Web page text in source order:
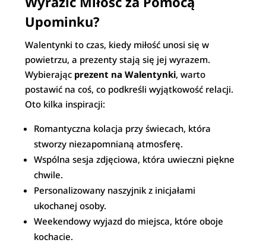
Upominku?
Walentynki to czas, kiedy miłość unosi się w
powietrzu, a prezenty stają się jej wyrazem.
Wybierając prezent na Walentynki, warto
postawić na coś, co podkreśli wyjątkowość relacji.
Oto kilka inspiracji:
Romantyczna kolacja przy świecach, która
stworzy niezapomnianą atmosferę.
Wspólna sesja zdjęciowa, która uwieczni piękne
chwile.
Personalizowany naszyjnik z inicjałami
ukochanej osoby.
Weekendowy wyjazd do miejsca, które oboje
kochacie.